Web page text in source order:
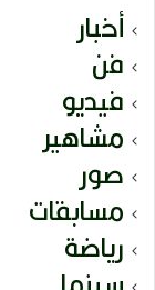
أخبار
فن
فيديو
مشاهير
صور
مسابقات
رياضة